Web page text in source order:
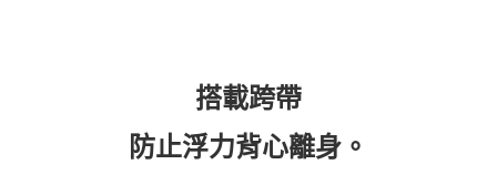
搭載跨帶
防止浮力背心離身。